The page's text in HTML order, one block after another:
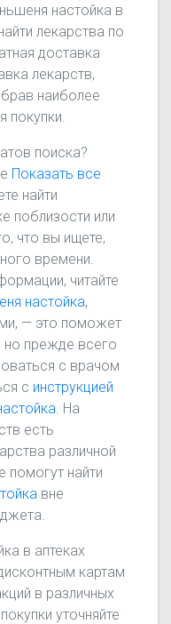
настойка в
лекарства по
доставка
лекарств,
наиболее
покупки.
поиска?
Показать все
найти
поблизости или
что вы ищете,
времени.
читайте
настойка,
— это поможет
но прежде всего
с врачом
с инструкцией
. На
есть
различной
помогут найти
вне
в аптеках
картам
в различных
уточняйте